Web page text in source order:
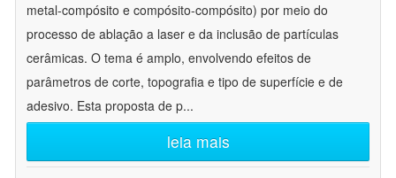
metal-compósito e compósito-compósito) por meio do
processo de ablação a laser e da inclusão de partículas
cerâmicas. O tema é amplo, envolvendo efeitos de
parâmetros de corte, topografia e tipo de superfície e de
adesivo. Esta proposta de p...
leia mais